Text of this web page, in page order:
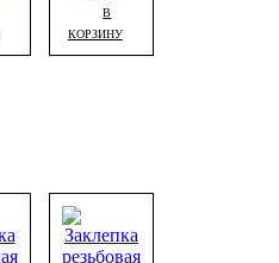
В
КОРЗИНУ